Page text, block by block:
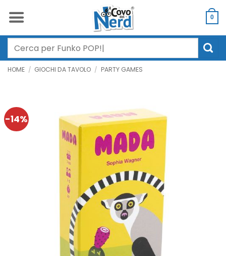
0
Cerca:
HOME / GIOCHI DA TAVOLO / PARTY GAMES
-14%